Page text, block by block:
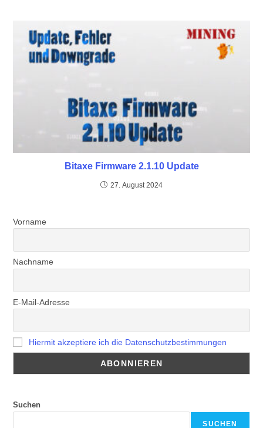
Bitaxe Firmware 2.1.10 Update
27. August 2024
Vorname
Nachname
E-Mail-Adresse
Hiermit akzeptiere ich die Datenschutzbestimmungen
Suchen
SUCHEN